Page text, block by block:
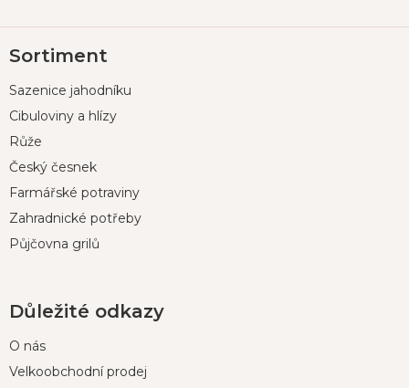
á
a
Sortiment
Sazenice jahodníku
Cibuloviny a hlízy
Růže
Český česnek
Farmářské potraviny
Zahradnické potřeby
Půjčovna grilů
Důležité odkazy
O nás
Velkoobchodní prodej